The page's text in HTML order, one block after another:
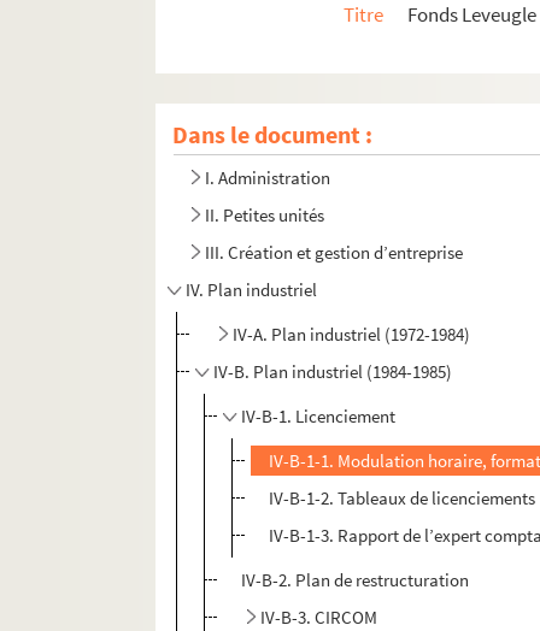
Titre
Fonds Leveugle
Dans le document :
I. Administration
II. Petites unités
III. Création et gestion d’entreprise
IV. Plan industriel
IV-A. Plan industriel (1972-1984)
IV-B. Plan industriel (1984-1985)
IV-B-1. Licenciement
IV-B-1-1. Modulation horaire,
IV-B-1-2. Tableaux de licenciements
IV-B-1-3. Rapport de l’expert
IV-B-2. Plan de restructuration
IV-B-3. CIRCOM